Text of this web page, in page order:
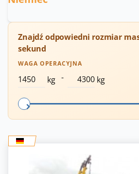
Znajdź odpowiedni rozmiar
sekund
WAGA OPERACYJNA
kg - kg